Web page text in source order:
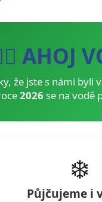
AHOJ
že jste s námi byli
2026 se na vodě
❄️
Půjčujeme i